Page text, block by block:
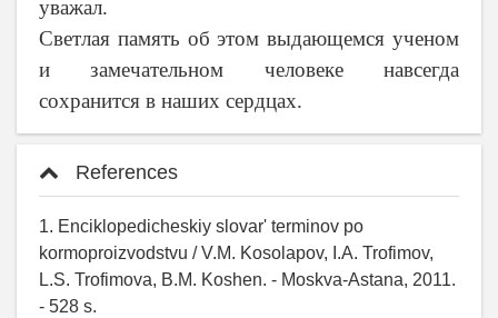
уважал.
Светлая память об этом выдающемся ученом
и замечательном человеке навсегда
сохранится в наших сердцах.
References
1. Enciklopedicheskiy slovar' terminov po
kormoproizvodstvu / V.M. Kosolapov, I.A. Trofimov,
L.S. Trofimova, B.M. Koshen. - Moskva-Astana, 2011.
- 528 s.